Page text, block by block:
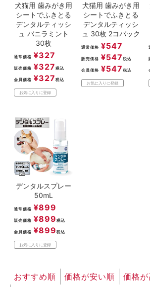
犬猫用 歯みがき用
シートでふきとる
デンタルティッシ
ュ バニラミント
30枚
通常価格 ¥327
販売価格 ¥327 税込
会員価格 ¥327 税込
お気に入りに登録
犬猫用 歯みがき用
シートでふきとる
デンタルティッシ
ュ 30枚 2コパック
通常価格 ¥547
販売価格 ¥547 税込
会員価格 ¥547 税込
お気に入りに登録
デンタルスプレー
50mL
通常価格 ¥899
販売価格 ¥899 税込
会員価格 ¥899 税込
お気に入りに登録
おすすめ順 価格が安い順
価格